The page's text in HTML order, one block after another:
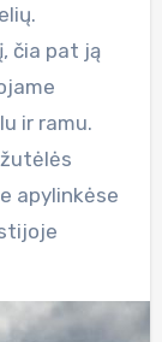
čia pat ją
ir ramu.
apylinkėse